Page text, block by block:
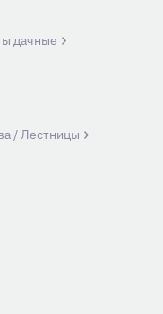
дачные
/ Лестницы